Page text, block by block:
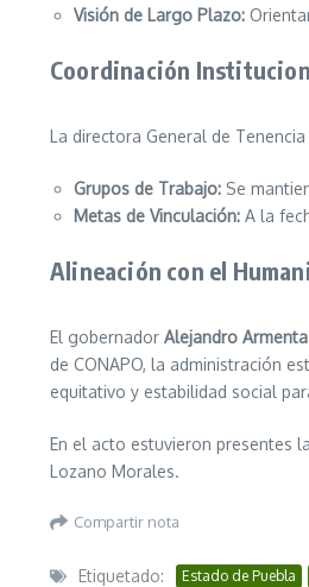
Visión de Largo Plazo:
Coordinación
La directora General de
Grupos de Trabajo: Se
Metas de Vinculación: A la
Alineación con el
El gobernador Alejandro Armenta
de CONAPO, la administración
equitativo y estabilidad social
En el acto estuvieron presentes
Lozano Morales.
Compartir nota
Etiquetado: Estado de Puebla